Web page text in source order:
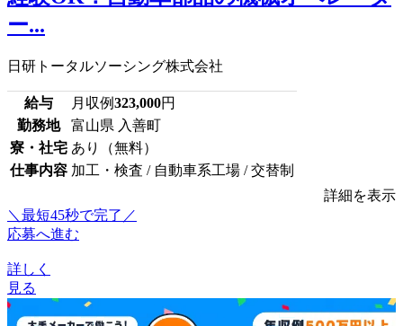
ー...
日研トータルソーシング株式会社
給与 月収例323,000円
勤務地
富山県 入善町
寮・社宅 あり（無料）
仕事内容 加工・検査 / 自動車系工場 / 交替制
詳細を表示
＼最短45秒で完了／
応募へ進む
詳しく
見る